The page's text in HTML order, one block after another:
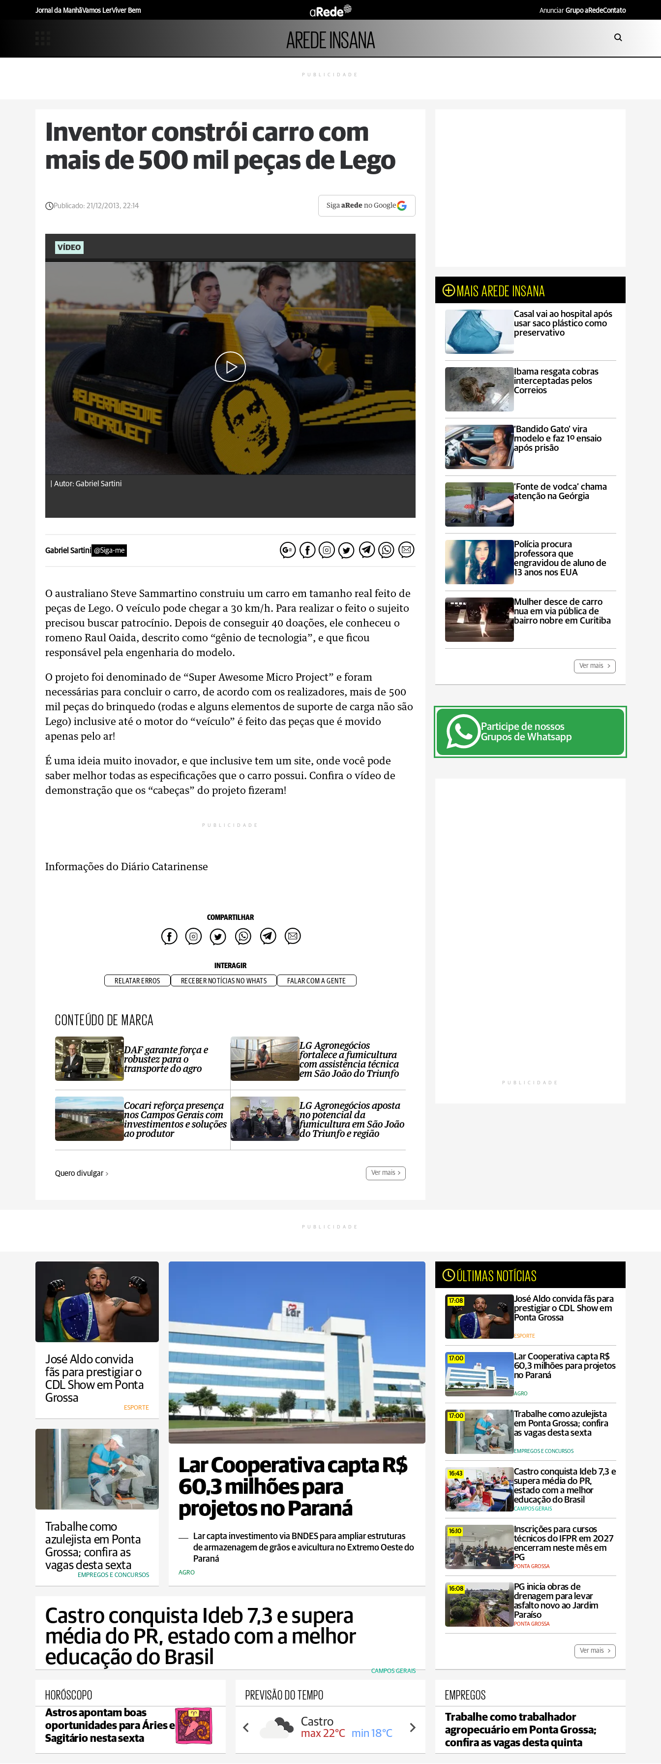
Jornal da ManhãVamos LerViver Bem Anunciar Grupo aRedeContato
AREDE INSANA
PUBLICIDADE
Inventor constrói carro com
mais de 500 mil peças de Lego
Publicado: 21/12/2013, 22:14 SigaaRede no Google
VÍDEO
Autor: Gabriel Sartini
Gabriel Sartini @Siga-me
O australiano Steve Sammartino construiu um carro em tamanho real feito de
peças de Lego. O veículo pode chegar a 30 km/h. Para realizar o feito o sujeito
precisou buscar patrocínio. Depois de conseguir 40 doações, ele conheceu o
romeno Raul Oaida, descrito como “gênio de tecnologia”, e que ficou
responsável pela engenharia do modelo.
O projeto foi denominado de “Super Awesome Micro Project” e foram
necessárias para concluir o carro, de acordo com os realizadores, mais de 500
mil peças do brinquedo (rodas e alguns elementos de suporte de carga não são
Lego) inclusive até o motor do “veículo” é feito das peças que é movido
apenas pelo ar!
É uma ideia muito inovador, e que inclusive tem um site, onde você pode
saber melhor todas as especificações que o carro possui. Confira o vídeo de
demonstração que os “cabeças” do projeto fizeram!
PUBLICIDADE
Informações do Diário Catarinense
COMPARTILHAR
INTERAGIR
RELATAR ERROS RECEBER NOTÍCIAS NO WHATS FALAR COM A GENTE
CONTEÚDO DE MARCA
DAF garante força e
robustez para o
transporte do agro
Cocari reforça presença
nos Campos Gerais com
investimentos e soluções
ao produtor
LG Agronegócios
fortalece a fumicultura
com assistência técnica
em São João do Triunfo
LG Agronegócios aposta
no potencial da
fumicultura em São João
do Triunfo e região
Quero divulgar Ver mais
MAIS AREDE INSANA
Casal vai ao hospital após
usar saco plástico como
preservativo
Ibama resgata cobras
interceptadas pelos
Correios
‘Bandido Gato’ vira
modelo e faz 1º ensaio
após prisão
‘Fonte de vodca’ chama
atenção na Geórgia
Polícia procura
professora que
engravidou de aluno de
13 anos nos EUA
Mulher desce de carro
nua em via pública de
bairro nobre em Curitiba
Ver mais
Participe de nossos
Grupos de Whatsapp
PUBLICIDADE
PUBLICIDADE
José Aldo convida
fãs para prestigiar o
CDL Show em Ponta
Grossa
ESPORTE
Lar Cooperativa capta R$
60,3 milhões para
projetos no Paraná
Lar capta investimento via BNDES para ampliar estruturas
de armazenagem de grãos e avicultura no Extremo Oeste do
Paraná
AGRO
ÚLTIMAS NOTÍCIAS
17:08
José Aldo convida fãs para
prestigiar o CDL Show em
Ponta Grossa
ESPORTE
17:00
Lar Cooperativa capta R$
60,3 milhões para projetos
no Paraná
AGRO
17:00
Trabalhe como azulejista
em Ponta Grossa; confira
as vagas desta sexta
EMPREGOS E CONCURSOS
16:43
Castro conquista Ideb 7,3 e
supera média do PR,
estado com a melhor
educação do Brasil
CAMPOS GERAIS
16:10
Inscrições para cursos
técnicos do IFPR em 2027
encerram neste mês em
PG
PONTA GROSSA
16:08
PG inicia obras de
drenagem para levar
asfalto novo ao Jardim
Paraíso
PONTA GROSSA
Ver mais
Trabalhe como
azulejista em Ponta
Grossa; confira as
vagas desta sexta
EMPREGOS E CONCURSOS
Castro conquista Ideb 7,3 e supera
média do PR, estado com a melhor
educação do Brasil
CAMPOS GERAIS
HORÓSCOPO
Astros apontam boas
oportunidades para Áries e
Sagitário nesta sexta
PREVISÃO DO TEMPO
Ponta Grossa
max 21°C min 18°C
Castro
max 22°C min 18°C
Carambeí
max 21°C min 18°C
EMPREGOS
Trabalhe como trabalhador
agropecuário em Ponta Grossa;
confira as vagas desta quinta